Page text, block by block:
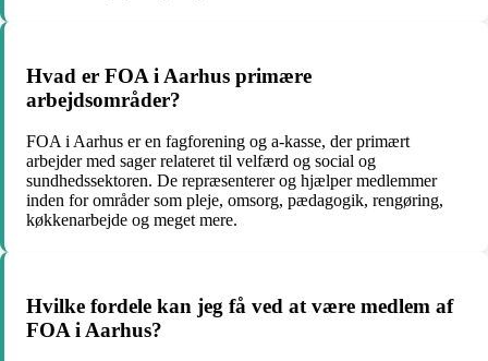
Hvad er FOA i Aarhus primære
arbejdsområder?
FOA i Aarhus er en fagforening og a-kasse, der primært
arbejder med sager relateret til velfærd og social og
sundhedssektoren. De repræsenterer og hjælper medlemmer
inden for områder som pleje, omsorg, pædagogik, rengøring,
køkkenarbejde og meget mere.
Hvilke fordele kan jeg få ved at være medlem af
FOA i Aarhus?